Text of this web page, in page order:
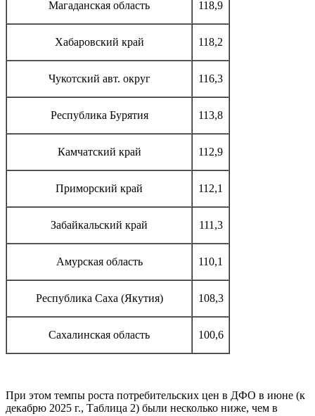
Магаданская область 118,9
Хабаровский край 118,2
Чукотский авт. округ 116,3
Республика Бурятия 113,8
Камчатский край 112,9
Приморский край 112,1
Забайкальский край 111,3
Амурская область 110,1
Республика Саха (Якутия) 108,3
Сахалинская область 100,6
При этом темпы роста потребительских цен в ДФО в июне (к
декабрю 2025 г., Таблица 2) были несколько ниже, чем в